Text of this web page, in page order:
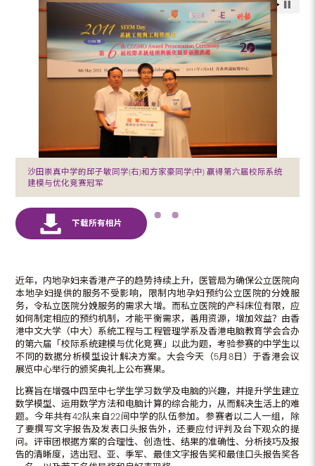
沙田崇真中学的邱子敏同学(右)和方家豪同学(中) 赢得第六届校际系统
建模与优化竞赛冠军
近年，内地孕妇来香港产子的趋势持续上升，医管局为确保公立医院向
本地孕妇提供的服务不受影响，限制内地孕妇预约公立医院的分娩服
务，令私立医院分娩服务的需求大增。而私立医院的产科床位有限，应
如何制定相应的预约机制，才能平衡需求，善用资源，增加效益？由香
港中文大学（中大）系统工程与工程管理学系及香港电脑教育学会合办
的第六届「校际系统建模与优化竞赛」以此为题，考验参赛的中学生以
不同的数据分析模型设计解决方案。大会今天（5月8日）于香港会议
展览中心举行的颁奖典礼上公布赛果。
比赛旨在增强中四至中七学生学习数学及电脑的兴趣，并提升学生建立
数学模型、运用数学方法和电脑计算的综合能力，从而解决生活上的难
题。今年共有42队来自22间中学的队伍参加。参赛者以二人一组，除
了要撰写文字报告及发表口头报告外，还要应付评判及台下观众的提
问。评审团根据方案的合理性、创造性、结果的准确性、分析技巧及报
告的清晰度，选出冠、亚、季军、最佳文字报告奖和最佳口头报告奖各